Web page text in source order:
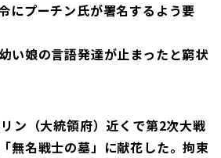
にプーチン氏が署名するよう要
い娘の言語発達が止まったと窮状
ン（大統領府）近くで第2次大戦
無名戦士の墓」に献花した。拘束